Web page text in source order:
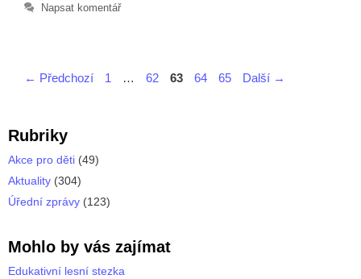
Napsat komentář
← Předchozí Stránka
1 … Stránka
62 Stránka
63 Stránka
64 Stránka
65 Další →
Rubriky
Akce pro děti (49)
Aktuality (304)
Úřední zprávy (123)
Mohlo by vás zajímat
Edukativní lesní stezka